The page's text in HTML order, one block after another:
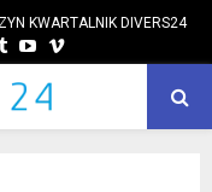
KWARTALNIK DIVERS24
TUMBLRYOUTUBE
VIMEO